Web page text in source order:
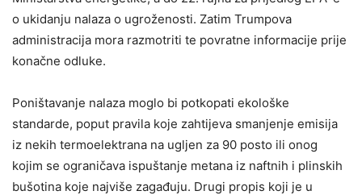
o ukidanju nalaza o ugroženosti. Zatim Trumpova
administracija mora razmotriti te povratne informacije prije
konačne odluke.
Poništavanje nalaza moglo bi potkopati ekološke
standarde, poput pravila koje zahtijeva smanjenje emisija
iz nekih termoelektrana na ugljen za 90 posto ili onog
kojim se ograničava ispuštanje metana iz naftnih i plinskih
bušotina koje najviše zagađuju. Drugi propis koji je u